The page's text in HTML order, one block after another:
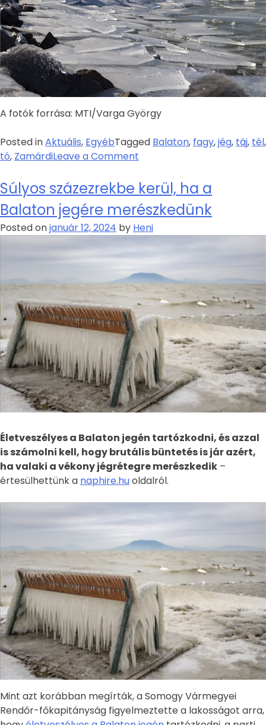
A fotók forrása: MTI/Varga György
Posted inAktuális, EgyébTagged Balaton, fagy,jég, táj, tél,
tó, ZamárdiLeave a Comment
Súlyos százezrekbe kerül, ha a
Balaton jegére merészkedünk
Posted onjanuár 12, 2024 by Heni
Életveszélyes a Balaton jegén tartózkodni, és azzal
is számolni kell, hogy brutális büntetés is jár azért,
ha valaki a vékony jégrétegre merészkedik –
értesülhettünk a naphire.huoldalról.
Mint azt korábban megírták, a Somogy Vármegyei
Rendőr-főkapitányság figyelmeztette a lakosságot arra,